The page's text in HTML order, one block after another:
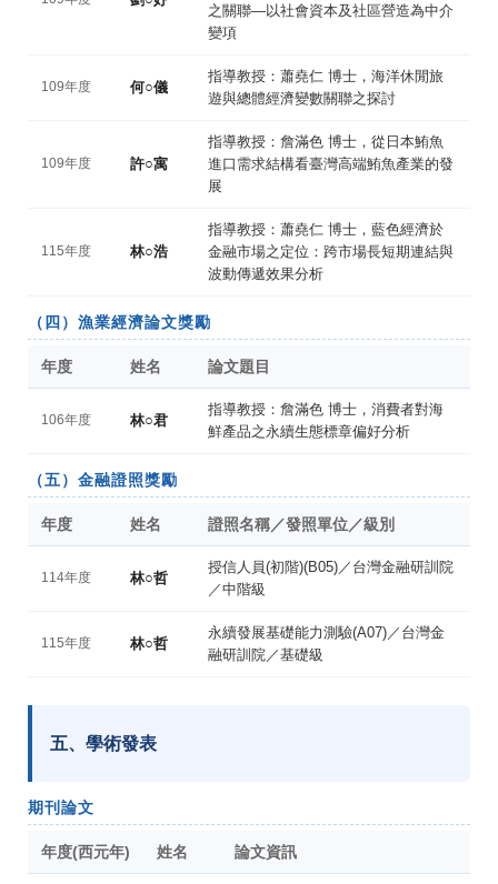
之關聯—以社會資本及社區營造為中介
變項
109年度 何○儀
指導教授：蕭堯仁 博士，海洋休閒旅
遊與總體經濟變數關聯之探討
109年度 許○寓
指導教授：詹滿色 博士，從日本鮪魚
進口需求結構看臺灣高端鮪魚產業的發
展
115年度 林○浩
指導教授：蕭堯仁 博士，藍色經濟於
金融市場之定位：跨市場長短期連結與
波動傳遞效果分析
（四）漁業經濟論文獎勵
年度 姓名 論文題目
106年度 林○君
指導教授：詹滿色 博士，消費者對海
鮮產品之永續生態標章偏好分析
（五）金融證照獎勵
年度 姓名 證照名稱／發照單位／級別
114年度 林○哲
授信人員(初階)(B05)／台灣金融研訓院
／中階級
115年度 林○哲
永續發展基礎能力測驗(A07)／台灣金
融研訓院／基礎級
五、學術發表
期刊論文
年度(西元年) 姓名 論文資訊